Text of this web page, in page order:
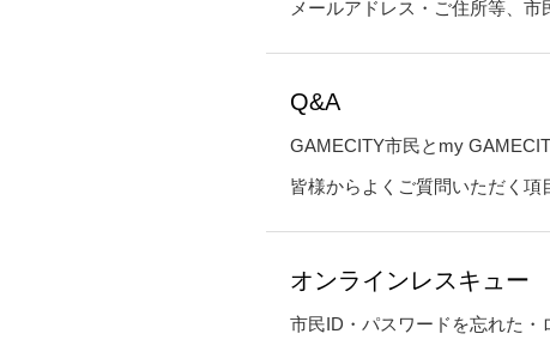
メールアドレス・ご住所等、市
Q&A
GAMECITY市民とmy
皆様からよくご質問いただく項
オンラインレスキュー
市民ID・パスワードを忘れた・